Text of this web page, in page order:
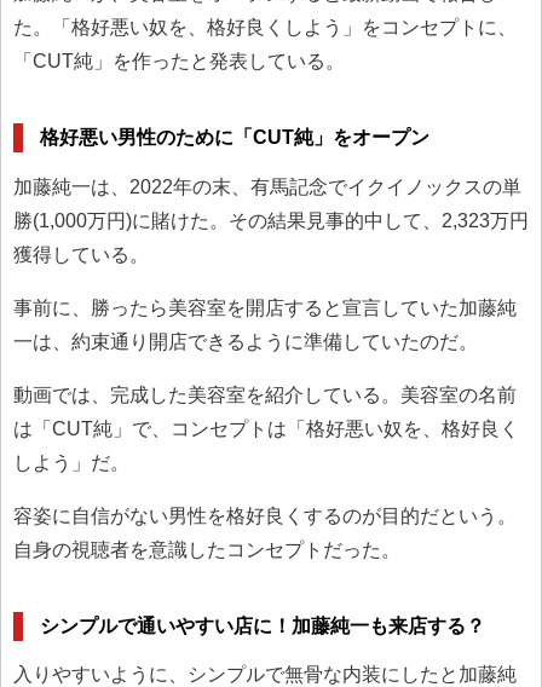
た。「格好悪い奴を、格好良くしよう」をコンセプトに、
「CUT純」を作ったと発表している。
格好悪い男性のために「CUT純」をオープン
加藤純一は、2022年の末、有馬記念でイクイノックスの単
勝(1,000万円)に賭けた。その結果見事的中して、2,323万円
獲得している。
事前に、勝ったら美容室を開店すると宣言していた加藤純
一は、約束通り開店できるように準備していたのだ。
動画では、完成した美容室を紹介している。美容室の名前
は「CUT純」で、コンセプトは「格好悪い奴を、格好良く
しよう」だ。
容姿に自信がない男性を格好良くするのが目的だという。
自身の視聴者を意識したコンセプトだった。
シンプルで通いやすい店に！加藤純一も来店する？
入りやすいように、シンプルで無骨な内装にしたと加藤純